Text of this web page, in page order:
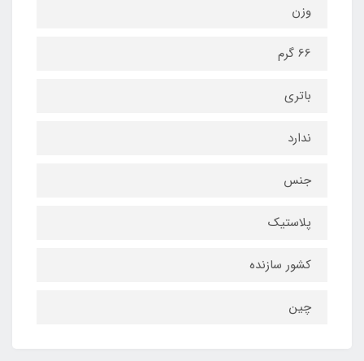
وزن
66 گرم
باتری
ندارد
جنس
پلاستیک
کشور سازنده
چین